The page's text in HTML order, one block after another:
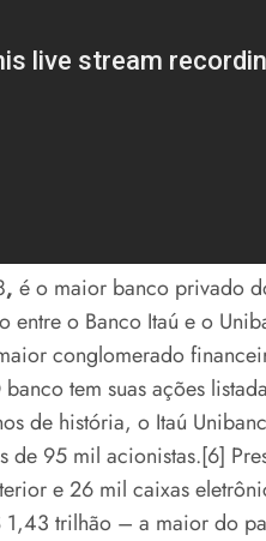
,é o maior banco privado
entre o Banco Itaú e o
conglomerado
tem suas ações
de história, o Itaú
de 95 mil acionistas.[6]
e 26 mil caixas
1,43 trilhão – a maior do